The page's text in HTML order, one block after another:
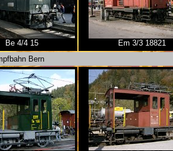
Be 4/4 15
Em 3/3 18821
Bern